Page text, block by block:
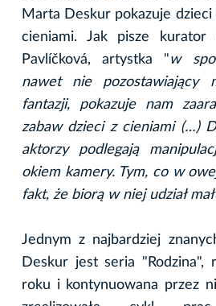
Marta Deskur pokazuje
cieniami. Jak pisze kurator
Pavlíčková, artystka "w
nawet nie pozostawiający
fantazji, pokazuje nam
zabaw dzieci z cieniami (…)
aktorzy podlegają
okiem kamery. Tym, co w
fakt, że biorą w niej udział
Jednym z najbardziej
Deskur jest seria "Rodzina",
roku i kontynuowana przez